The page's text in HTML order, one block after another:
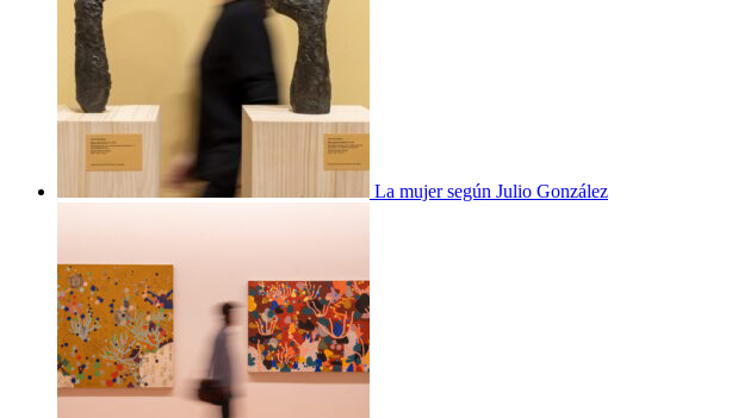
La mujer según Julio González